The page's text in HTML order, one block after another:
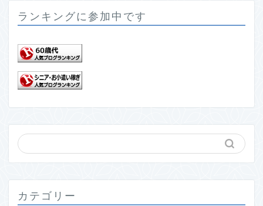
ランキングに参加中です
カテゴリー